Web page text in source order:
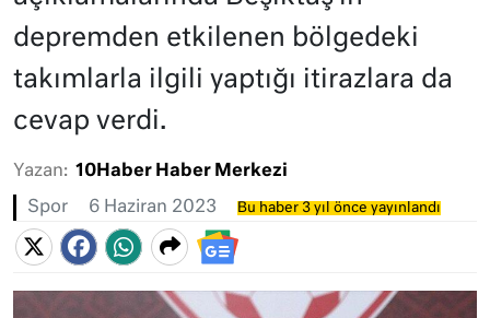
depremden etkilenen bölgedeki
takımlarla ilgili yaptığı itirazlara da
cevap verdi.
Yazan: 10Haber Haber Merkezi
Spor 6 Haziran 2023 Bu haber 3 yıl önce yayınlandı